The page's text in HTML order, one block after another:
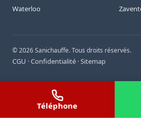
Waterloo
©2026Sanichauffe. Tous droits réservés.
CGU ·Confidentialité ·Sitemap